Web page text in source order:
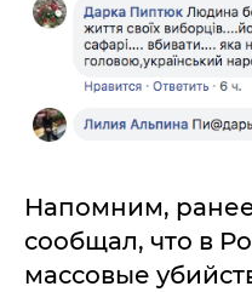
Напомним,
сообщал, что в
массовые